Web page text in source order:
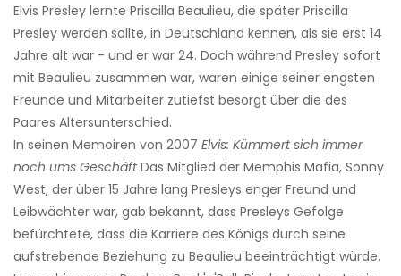
Elvis Presley lernte Priscilla Beaulieu, die später Priscilla
Presley werden sollte, in Deutschland kennen, als sie erst 14
Jahre alt war - und er war 24. Doch während Presley sofort
mit Beaulieu zusammen war, waren einige seiner engsten
Freunde und Mitarbeiter zutiefst besorgt über die des
Paares Altersunterschied.
In seinen Memoiren von 2007 Elvis: Kümmert sich immer
noch ums GeschäftDas Mitglied der Memphis Mafia, Sonny
West, der über 15 Jahre lang Presleys enger Freund und
Leibwächter war, gab bekannt, dass Presleys Gefolge
befürchtete, dass die Karriere des Königs durch seine
aufstrebende Beziehung zu Beaulieu beeinträchtigt würde.